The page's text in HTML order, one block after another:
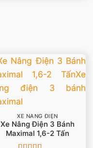
XE NÂNG ĐIỆN
Xe Nâng Điện 3 Bánh
Maximal 1,6-2 Tấn